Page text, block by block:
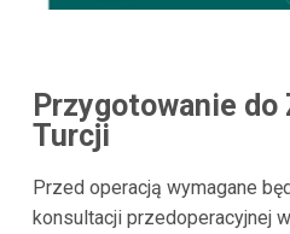
Przygotowanie do
Turcji
Przed operacją wymagane
konsultacji przedoperacyjnej